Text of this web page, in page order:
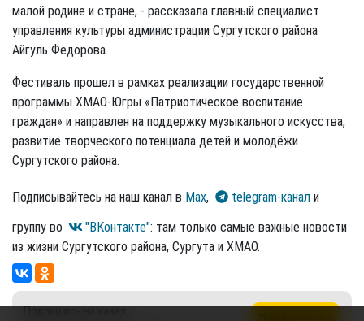
малой родине и стране, - рассказала главный специалист
управления культуры администрации Сургутского района
Айгуль Федорова.
Фестиваль прошел в рамках реализации государственной
программы ХМАО-Югры «Патриотическое воспитание
граждан» и направлен на поддержку музыкального искусства,
развитие творческого потенциала детей и молодёжи
Сургутского района.
Подписывайтесь на наш канал в Max, telegram-канал и
группу во
"ВКонтакте": там только самые важные новости
из жизни Сургутского района, Сургута и ХМАО.
Подпишись на канал,